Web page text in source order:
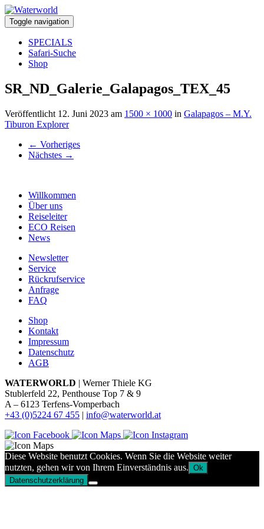
Toggle navigation
SPECIALS
Safari-Suche
Shop
SR_ND_Galerie_Galapagos_TEX_45
Veröffentlicht 12. Juni 2023 am 1500 × 1000 in Galapagos – M.Y.
Tiburon Explorer
← Vorheriges
Nächstes →
Willkommen
Über uns
Reiseleiter
ECO Reisen
News
Newsletter
Service
Rückrufservice
Anfrage
FAQ
Shop
Kontakt
Impressum
Datenschutz
AGB
WATERWORLD | Werner Thiele KG
Stublerfeld 22, Penthouse Top 7 & 9
A – 6123 Terfens-Vomperbach
+43 (0)5224 67 455 | info@waterworld.at
Diese Website benutzt Cookies. Wenn Sie die Website weiter
nutzten, gehen wir von Ihrem Einverständnis aus. Ok
Datenschutzerklärung